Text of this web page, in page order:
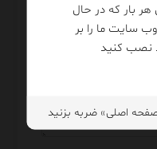
بار که در حال
سایت ما را بر
نصب کنید
اصلی» ضربه بزنید